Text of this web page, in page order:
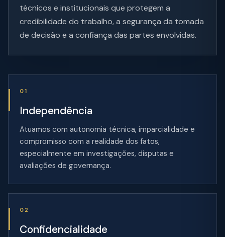
técnicos e institucionais que protegem a
credibilidade do trabalho, a segurança da tomada
de decisão e a confiança das partes envolvidas.
01
Independência
Atuamos com autonomia técnica, imparcialidade e
compromisso com a realidade dos fatos,
especialmente em investigações, disputas e
avaliações de governança.
02
Confidencialidade